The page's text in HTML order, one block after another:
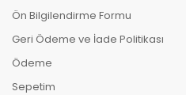
Ön Bilgilendirme Formu
Geri Ödeme ve İade Politikası
Ödeme
Sepetim